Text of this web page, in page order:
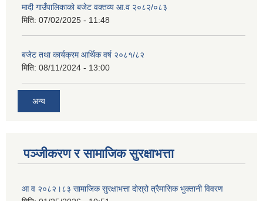
मादी गाउँपालिकाको बजेट वक्तव्य आ.व २०८२/०८३
मिति: 07/02/2025 - 11:48
बजेट तथा कार्यक्रम आर्थिक वर्ष २०८१/८२
मिति: 08/11/2024 - 13:00
अन्य
पञ्जीकरण र सामाजिक सुरक्षाभत्ता
आ व २०८२।८३ सामाजिक सुरक्षाभत्ता दोस्रो त्रैमासिक भुक्तानी विवरण